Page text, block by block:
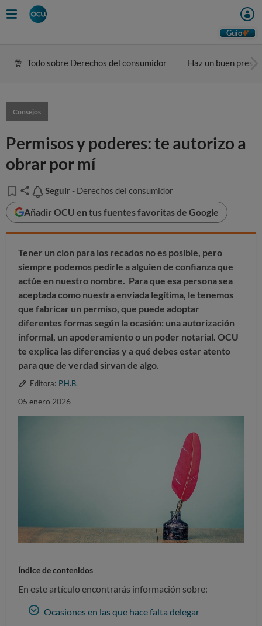
Guio
Todo sobre Derechos del consumidor Haz un buen
Consejos
Permisos y poderes: te autorizo a
obrar por mí
Seguir
Seguir - Derechos del consumidor
Añadir OCU en tus fuentes favoritas de Google
Tener un clon para los recados no es posible, pero
siempre podemos pedirle a alguien de confianza que
actúe en nuestro nombre. Para que esa persona sea
aceptada como nuestra enviada legítima, le tenemos
que fabricar un permiso, que puede adoptar
diferentes formas según la ocasión: una autorización
informal, un apoderamiento o un poder notarial. OCU
te explica las diferencias y a qué debes estar atento
para que de verdad sirvan de algo.
Editora: P.H.B.
05 enero 2026
Índice de contenidos
En este artículo encontrarás información sobre:
Ocasiones en las que hace falta delegar